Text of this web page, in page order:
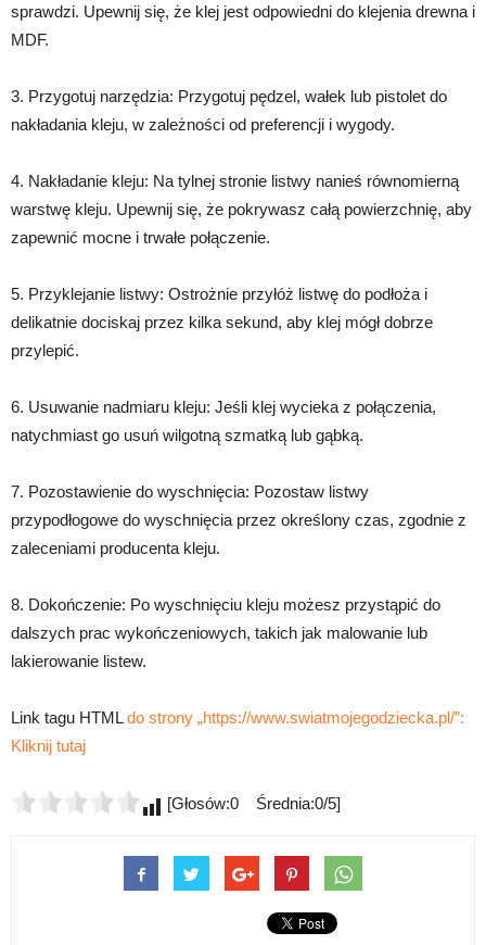
sprawdzi. Upewnij się, że klej jest odpowiedni do klejenia drewna i
MDF.
3. Przygotuj narzędzia: Przygotuj pędzel, wałek lub pistolet do
nakładania kleju, w zależności od preferencji i wygody.
4. Nakładanie kleju: Na tylnej stronie listwy nanieś równomierną
warstwę kleju. Upewnij się, że pokrywasz całą powierzchnię, aby
zapewnić mocne i trwałe połączenie.
5. Przyklejanie listwy: Ostrożnie przyłóż listwę do podłoża i
delikatnie dociskaj przez kilka sekund, aby klej mógł dobrze
przylepić.
6. Usuwanie nadmiaru kleju: Jeśli klej wycieka z połączenia,
natychmiast go usuń wilgotną szmatką lub gąbką.
7. Pozostawienie do wyschnięcia: Pozostaw listwy
przypodłogowe do wyschnięcia przez określony czas, zgodnie z
zaleceniami producenta kleju.
8. Dokończenie: Po wyschnięciu kleju możesz przystąpić do
dalszych prac wykończeniowych, takich jak malowanie lub
lakierowanie listew.
Link tagu HTMLdo strony „https://www.swiatmojegodziecka.pl/”:
Kliknij tutaj
[Głosów:0 Średnia:0/5]